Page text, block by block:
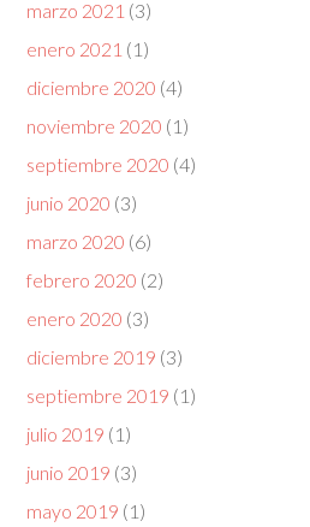
marzo 2021 (3)
enero 2021 (1)
diciembre 2020 (4)
noviembre 2020 (1)
septiembre 2020 (4)
junio 2020 (3)
marzo 2020 (6)
febrero 2020 (2)
enero 2020 (3)
diciembre 2019 (3)
septiembre 2019 (1)
julio 2019 (1)
junio 2019 (3)
mayo 2019 (1)